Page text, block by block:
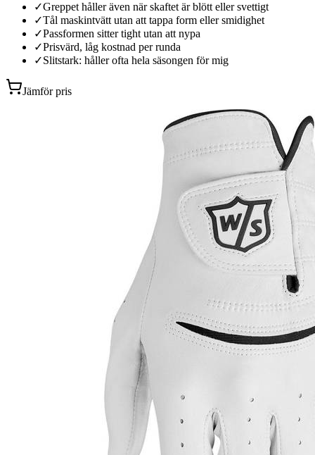
✓Greppet håller även när skaftet är blött eller svettigt
✓Tål maskintvätt utan att tappa form eller smidighet
✓Passformen sitter tight utan att nypa
✓Prisvärd, låg kostnad per runda
✓Slitstark: håller ofta hela säsongen för mig
Jämför pris